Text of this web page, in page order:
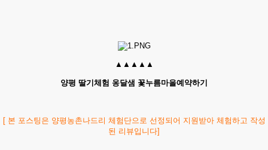
​▲▲▲▲▲
양평 딸기체험 옹달샘 꽃누름마을예약하기
[ 본 포스팅은 양평농촌나드리 체험단으로 선정되어 지원받아 체험하고 작성
된 리뷰입니다]